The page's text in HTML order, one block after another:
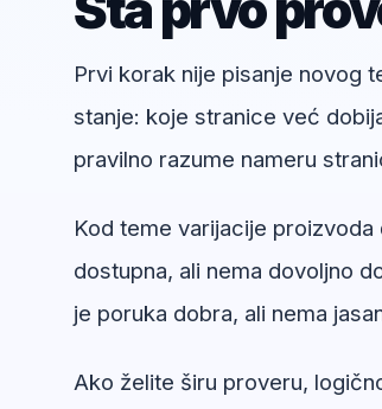
Prvi korak nije pisanje novog
stanje: koje stranice već
pravilno razume nameru
Kod teme varijacije
dostupna, ali nema dovoljno
je poruka dobra, ali nema
Ako želite širu proveru,